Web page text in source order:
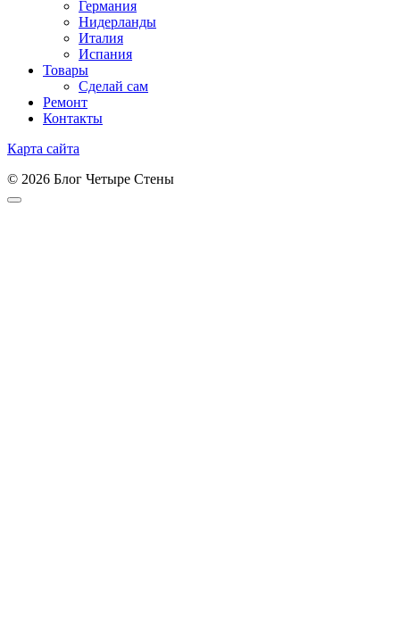
Германия
Нидерланды
Италия
Испания
Товары
Сделай сам
Ремонт
Контакты
Карта сайта
© 2026 Блог Четыре Стены